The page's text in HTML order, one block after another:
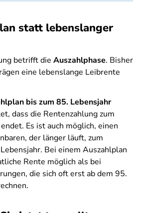
statt lebenslanger
betrifft die Auszahlphase. Bisher
eine lebenslange Leibrente
bis zum 85. Lebensjahr
dass die Rentenzahlung zum
Es ist auch möglich, einen
der länger läuft, zum
Bei einem Auszahlplan
Rente möglich als bei
die sich oft erst ab dem 95.